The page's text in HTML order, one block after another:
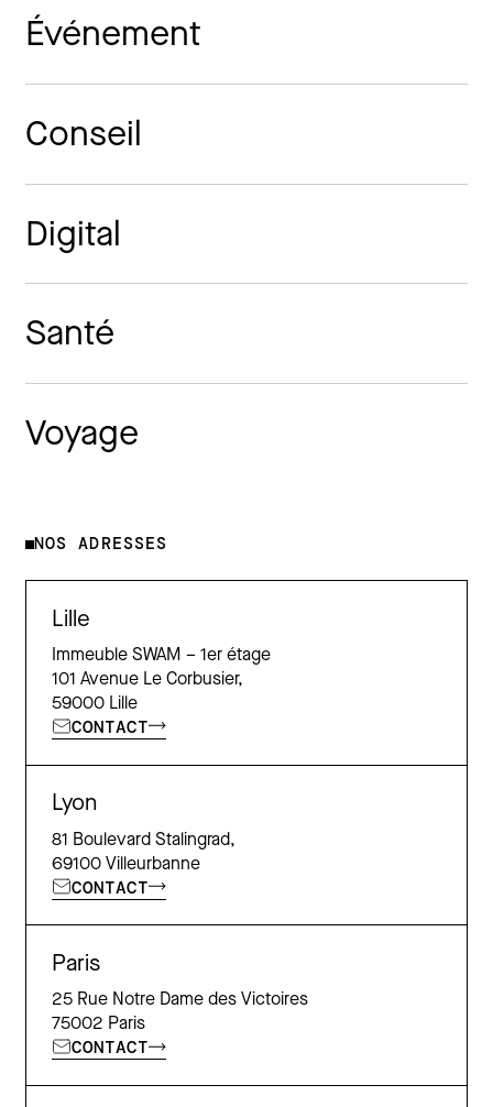
Événement
Conseil
Digital
Santé
Voyage
NOS ADRESSES
Lille
Immeuble SWAM – 1er étage
101 Avenue Le Corbusier,
59000 Lille
CONTACT
Lyon
81 Boulevard Stalingrad,
69100 Villeurbanne
CONTACT
Paris
25 Rue Notre Dame des Victoires
75002 Paris
CONTACT